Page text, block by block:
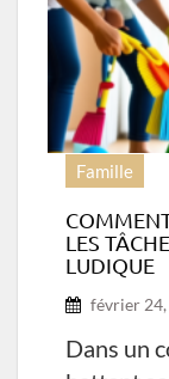
Famille
LES
LUDIQUE
février 24,
Dans un